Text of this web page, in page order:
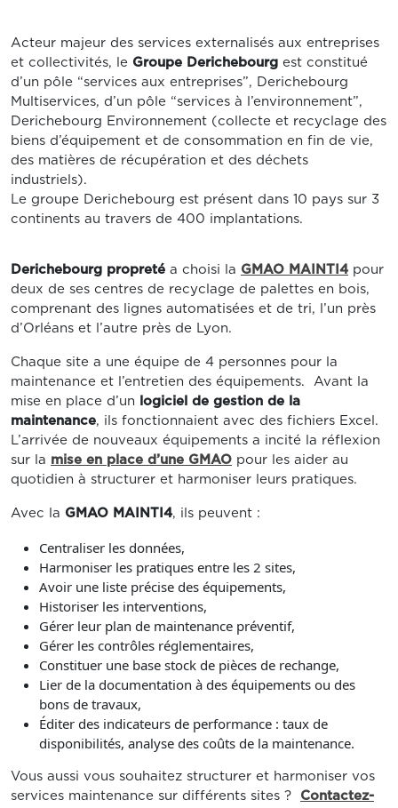
Acteur majeur des services externalisés aux entreprises
et collectivités, le Groupe Derichebourg est constitué
d’un pôle “services aux entreprises”, Derichebourg
Multiservices, d’un pôle “services à l’environnement”,
Derichebourg Environnement (collecte et recyclage des
biens d’équipement et de consommation en fin de vie,
des matières de récupération et des déchets
industriels).
Le groupe Derichebourg est présent dans 10 pays sur 3
continents au travers de 400 implantations.
Derichebourg propreté a choisi la GMAO MAINTI4 pour
deux de ses centres de recyclage de palettes en bois,
comprenant des lignes automatisées et de tri, l’un près
d’Orléans et l’autre près de Lyon.
Chaque site a une équipe de 4 personnes pour la
maintenance et l’entretien des équipements. Avant la
mise en place d’un logiciel de gestion de la
maintenance, ils fonctionnaient avec des fichiers Excel.
L’arrivée de nouveaux équipements a incité la réflexion
sur la mise en place d’une GMAO pour les aider au
quotidien à structurer et harmoniser leurs pratiques.
Avec la GMAO MAINTI4, ils peuvent :
Centraliser les données,
Harmoniser les pratiques entre les 2 sites,
Avoir une liste précise des équipements,
Historiser les interventions,
Gérer leur plan de maintenance préventif,
Gérer les contrôles réglementaires,
Constituer une base stock de pièces de rechange,
Lier de la documentation à des équipements ou des
bons de travaux,
Éditer des indicateurs de performance : taux de
disponibilités, analyse des coûts de la maintenance.
Vous aussi vous souhaitez structurer et harmoniser vos
services maintenance sur différents sites ? Contactez-